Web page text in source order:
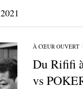
À CŒUR OUVERT
Du Rififi
vs